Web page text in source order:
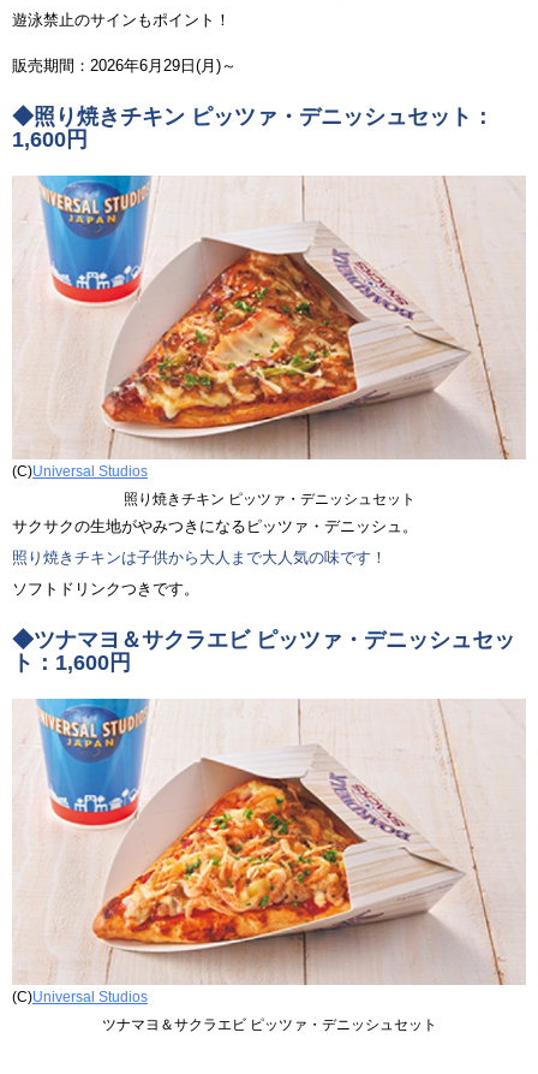
遊泳禁止のサインもポイント！
販売期間：2026年6月29日(月)～
◆照り焼きチキン ピッツァ・デニッシュセット：
1,600円
(C)Universal Studios
照り焼きチキン ピッツァ・デニッシュセット
サクサクの生地がやみつきになるピッツァ・デニッシュ。
照り焼きチキンは子供から大人まで大人気の味です！
ソフトドリンクつきです。
◆ツナマヨ＆サクラエビ ピッツァ・デニッシュセッ
ト：1,600円
(C)Universal Studios
ツナマヨ＆サクラエビ ピッツァ・デニッシュセット